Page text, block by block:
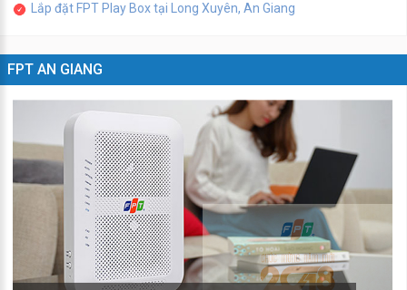
Lắp đặt FPT Play Box tại Long Xuyên, An Giang
FPT AN GIANG